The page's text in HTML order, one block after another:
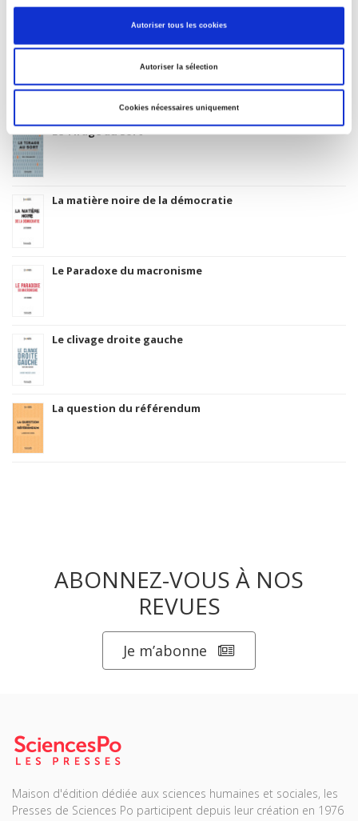
Autoriser tous les cookies
Autoriser la sélection
Cookies nécessaires uniquement
Code Identifiant de classement sujet
Classification thématique Thema: Politique et gouvernement
Titresliés
Le Tirage au sort
La matière noire de la démocratie
Le Paradoxe du macronisme
Le clivage droite gauche
La question du référendum
ABONNEZ-VOUS À NOS
REVUES
Je m’abonne
Maison d'édition dédiée aux sciences humaines et sociales, les
Presses de Sciences Po participent depuis leur création en 1976